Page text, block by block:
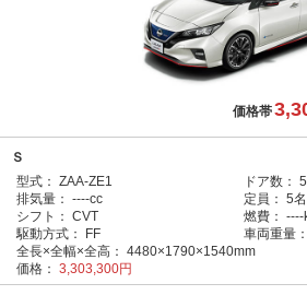
価格帯
Ｓ
型式： ZAA-ZE1 ドア数： 5
排気量： ----cc 定員： 5名
シフト： CVT 燃費： ----
駆動方式：
FF 車両重量：
全長×全幅×全高： 4480×1790×1540mm
価格： 3,303,300円